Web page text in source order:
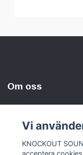
Om oss
Sociala medier
Vi
KNOCKOUT
acceptera